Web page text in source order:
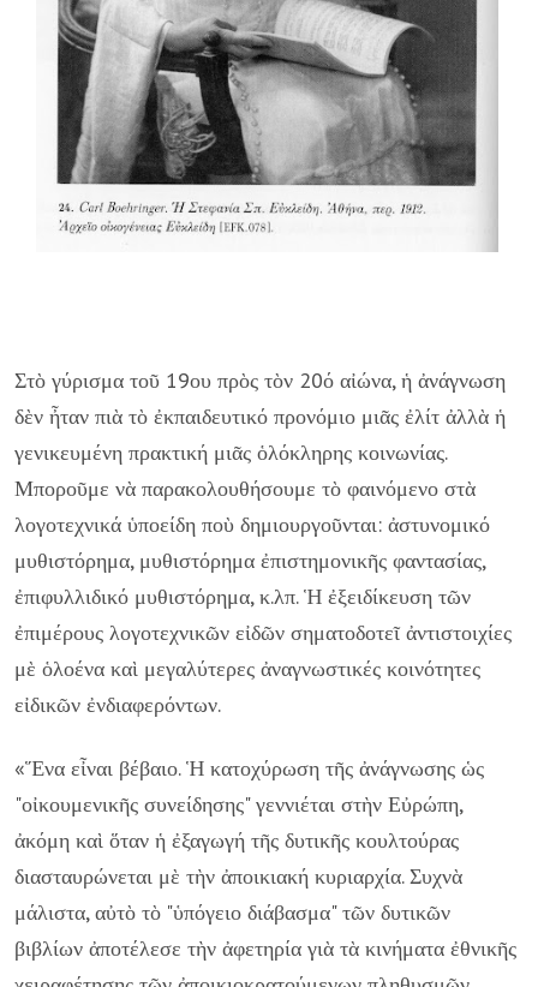
Στὸ γύρισμα τοῦ 19ου πρὸς τὸν 20ό αἰώνα, ἡ ἀνάγνωση
δὲν ἦταν πιὰ τὸ ἐκπαιδευτικό προνόμιο μιᾶς ἐλίτ ἀλλὰ ἡ
γενικευμένη πρακτική μιᾶς ὁλόκληρης κοινωνίας.
Μποροῦμε νὰ παρακολουθήσουμε τὸ φαινόμενο στὰ
λογοτεχνικά ὑποείδη ποὺ δημιουργοῦνται: ἀστυνομικό
μυθιστόρημα, μυθιστόρημα ἐπιστημονικῆς φαντασίας,
ἐπιφυλλιδικό μυθιστόρημα, κ.λπ. Ἡ ἐξειδίκευση τῶν
ἐπιμέρους λογοτεχνικῶν εἰδῶν σηματοδοτεῖ ἀντιστοιχίες
μὲ ὁλοένα καὶ μεγαλύτερες ἀναγνωστικές κοινότητες
εἰδικῶν ἐνδιαφερόντων.
«Ἕνα εἶναι βέβαιο. Ἡ κατοχύρωση τῆς ἀνάγνωσης ὡς
"οἰκουμενικῆς συνείδησης" γεννιέται στὴν Εὐρώπη,
ἀκόμη καὶ ὅταν ἡ ἐξαγωγή τῆς δυτικῆς κουλτούρας
διασταυρώνεται μὲ τὴν ἀποικιακή κυριαρχία. Συχνὰ
μάλιστα, αὐτὸ τὸ "ὑπόγειο διάβασμα" τῶν δυτικῶν
βιβλίων ἀποτέλεσε τὴν ἀφετηρία γιὰ τὰ κινήματα ἐθνικῆς